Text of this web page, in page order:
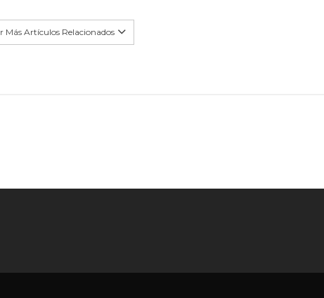
Más Artículos Relacionados